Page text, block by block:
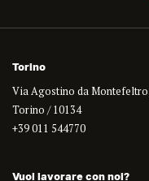
Torino
Via Agostino da
Torino / 10134
+39 011 544770
Vuoi lavorare con noi?